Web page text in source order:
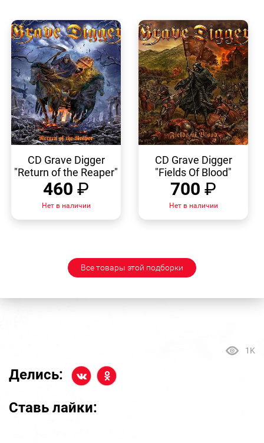
ПРОСМОТР
CD Grave Digger
"Return of the Reaper"
460 ₽
Нет в наличии
ПРОСМОТР
CD Grave Digger
"Fields Of Blood"
700 ₽
Нет в наличии
Все товары этой подборки
1K
Делись:
Ставь лайки: